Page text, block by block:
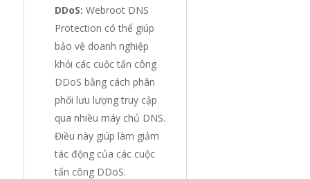
DDoS: Webroot DNS
Protection có thể giúp
bảo vệ doanh nghiệp
khỏi các cuộc tấn công
DDoS bằng cách phân
phối lưu lượng truy cập
qua nhiều máy chủ DNS.
Điều này giúp làm giảm
tác động của các cuộc
tấn công DDoS.